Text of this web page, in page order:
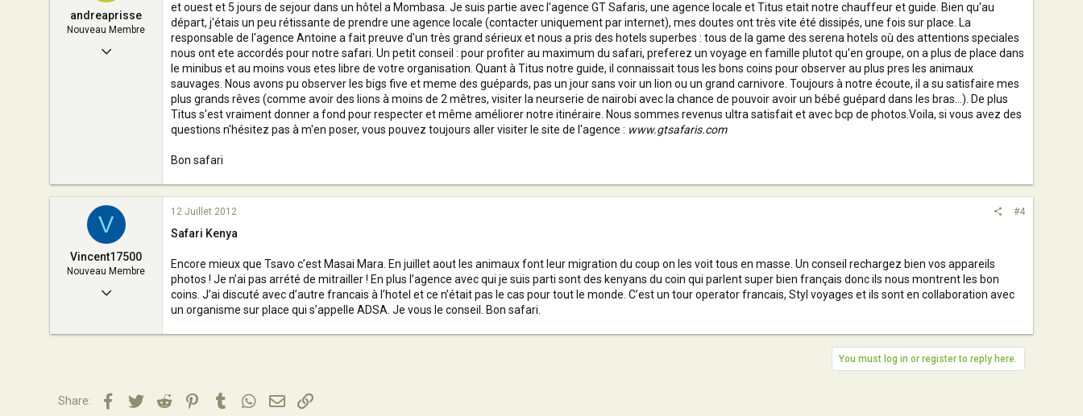
andreaprisse
Nouveau Membre
et ouest et 5 jours de sejour dans un hôtel a Mombasa. Je suis partie avec l'agence GT Safaris, une agence locale et Titus etait notre chauffeur et guide. Bien qu'au
départ, j'étais un peu rétissante de prendre une agence locale (contacter uniquement par internet), mes doutes ont très vite été dissipés, une fois sur place. La
responsable de l'agence Antoine a fait preuve d'un très grand sérieux et nous a pris des hotels superbes : tous de la game des serena hotels où des attentions speciales
nous ont ete accordés pour notre safari. Un petit conseil : pour profiter au maximum du safari, preferez un voyage en famille plutot qu'en groupe, on a plus de place dans
le minibus et au moins vous etes libre de votre organisation. Quant à Titus notre guide, il connaissait tous les bons coins pour observer au plus pres les animaux
sauvages. Nous avons pu observer les bigs five et meme des guépards, pas un jour sans voir un lion ou un grand carnivore. Toujours à notre écoute, il a su satisfaire mes
plus grands rêves (comme avoir des lions à moins de 2 mêtres, visiter la neurserie de nairobi avec la chance de pouvoir avoir un bébé guépard dans les bras...). De plus
Titus s'est vraiment donner a fond pour respecter et même améliorer notre itinéraire. Nous sommes revenus ultra satisfait et avec bcp de photos.Voila, si vous avez des
questions n'hésitez pas à m'en poser, vous pouvez toujours aller visiter le site de l'agence : www.gtsafaris.com
Bon safari
V
Vincent17500
Nouveau Membre
11 Juillet 2012
0
12 Juillet 2012 #4
Safari Kenya
Encore mieux que Tsavo c’est Masai Mara. En juillet aout les animaux font leur migration du coup on les voit tous en masse. Un conseil rechargez bien vos appareils
photos ! Je n’ai pas arrété de mitrailler ! En plus l’agence avec qui je suis parti sont des kenyans du coin qui parlent super bien français donc ils nous montrent les bon
coins. J’ai discuté avec d’autre francais à l’hotel et ce n’était pas le cas pour tout le monde. C’est un tour operator francais, Styl voyages et ils sont en collaboration avec
un organisme sur place qui s’appelle ADSA. Je vous le conseil. Bon safari.
You must log in or register to reply here.
Share: Facebook
TwitterReddit PinterestTumblrWhatsApp
EmailLien